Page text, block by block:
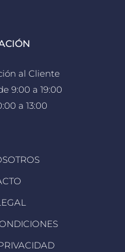
al Cliente
9:00 a 19:00
a 13:00